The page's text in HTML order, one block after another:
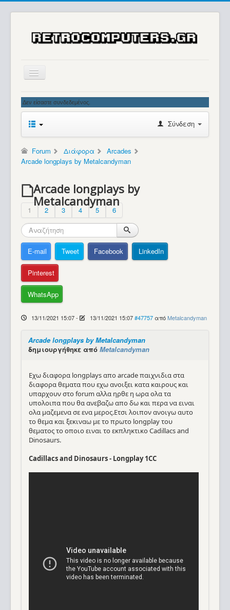
Αρχική
Συλλογές / Projects
Εκθέσεις - Συναντήσεις
Διάφορα
Forum
Σχετικά με εμάς
Βοήθεια
Δεν είσαστε συνδεδεμένος.
Σύνδεση
Forum Διάφορα
Arcades
Arcade longplays by Metalcandyman
Arcade longplays by
Metalcandyman
1 2 3 4 5 6
E-mail Tweet Facebook LinkedIn
Pinterest
WhatsApp
13/11/2021 15:07- 13/11/2021 15:07 #47757 απόMetalcandyman
Arcade longplays by Metalcandyman
δημιουργήθηκε από Metalcandyman
Eχω διαφορα longplays απο arcade παιχνιδια στα
διαφορα θεματα που εχω ανοιξει κατα καιρους και
υπαρχουν στο forum αλλα ηρθε η ωρα ολα τα
υπολοιπα που θα ανεβαζω απο δω και περα να ειναι
ολα μαζεμενα σε ενα μερος.Ετσι λοιπον ανοιγω αυτο
το θεμα και ξεκιναω με το πρωτο longplay του
θεματος το οποιο ειναι το εκπληκτικο Cadillacs and
Dinosaurs.
Cadillacs and Dinosaurs - Longplay 1CC